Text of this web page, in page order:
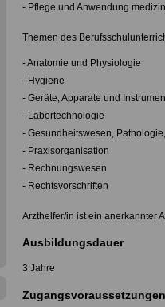
- Pflege und Anwendung
Themen des
- Anatomie und Physiologie
- Hygiene
- Geräte, Apparate und
- Labortechnologie
- Gesundheitswesen, Pathologie,
- Praxisorganisation
- Rechnungswesen
- Rechtsvorschriften
Arzthelfer/in ist ein anerkannter
Ausbildungsdauer
3 Jahre
Zugangsvoraussetzungen